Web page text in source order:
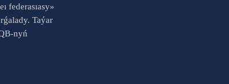
federasıasy»
Taýar
nyń